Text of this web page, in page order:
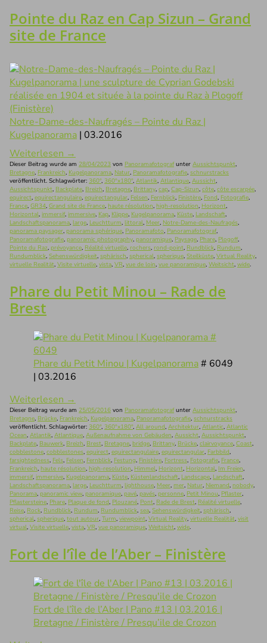
Pointe du Raz en Cap Sizun – Grand
site de France
Notre-Dame-des-Naufragés – Pointe du Raz |
Kugelpanorama | 03.2016
Weiterlesen →
Dieser Beitrag wurde am 28/04/2023 von Panoramafotografunter Aussichtspunkt,
Bretagne, Frankreich, Kugelpanorama, Natur, Panoramafotografie, schnurstracks
veröffentlicht. Schlagwörter: 360°, 360°x180°, Atlantik, Atlantique, Aussicht,
Aussichtspunkt, Backplate, Breizh, Bretagne, Brittany, cap, Cap-Sizun, côte, côte escarpée,
equirect, equirectangulaire, equirectangular, Felsen, Fernblick, Finistère, Fond, Fotografie,
France, GR34, Grand site de France, haute résolution, high-resolution, Horizont,
Horizontal, immersif, immersive, Kap, Klippe, Kugelpanorama, Küste, Landschaft,
Landschaftspanorama, large, Leuchtturm, littoral, Meer, Notre-Dame-des-Naufragés,
panorama paysager, panorama sphérique, Panoramafoto, Panoramafotograf,
Panoramafotografie, panoramic photography, panoramique, Paysage, Phare, Plogoff,
Pointe du Raz, prévoyance, Réalité virtuelle, rochers, rond-point, Rundblick, Rundum,
Rundumblick, Sehenswürdigkeit, sphärisch, spherical, spherique, Steilküste, Virtual Reality,
virtuelle Realität, Visite virtuelle, vista, VR, vue de loin, vue panoramique, Weitsicht, wide.
Phare du Petit Minou – Rade de
Brest
Phare du Petit Minou | Kugelpanorama# 6049
| 03.2016
Weiterlesen →
Dieser Beitrag wurde am 25/05/2016 von Panoramafotografunter Aussichtspunkt,
Bretagne, Brücke, Frankreich, Kugelpanorama, Panoramafotografie, schnurstracks
veröffentlicht. Schlagwörter: 360°, 360°x180°, All around, Architektur, Atlantic, Atlantic
Ocean, Atlantik, Atlantique, Außenaufnahme von Gebäuden, Aussicht, Aussichtspunkt,
Backplate, Bauwerk, Breizh, Brest, Bretagne, bridge, Brittany, Brücke, clairvoyance, Coast,
cobblestone, cobblestones, equirect, equirectangulaire, equirectangular, Farbbild,
farsightedness, Fels, Felsen, Fernblick, Festung, Finistère, Fortress, Fotografie, France,
Frankreich, haute résolution, high-resolution, Himmel, Horizont, Horizontal, Im Freien,
immersif, immersive, Kugelpanorama, Küste, Küstenlandschaft, Landscape, Landschaft,
Landschaftspanorama, large, Leuchtturm, lighthouse, Meer, mer, Natur, Niemand, nobody,
Panorama, panoramic view, panoramique, pavé, pavés, personne, Petit Minou, Pflaster,
Pflastersteine, Phare, Plaque de fond, Plouzané, Pont, Rade de Brest, Réalité virtuelle,
Reise, Rock, Rundblick, Rundum, Rundumblick, sea, Sehenswürdigkeit, sphärisch,
spherical, spherique, tout autour, Turm, viewpoint, Virtual Reality, virtuelle Realität, visit
virtual, Visite virtuelle, vista, VR, vue panoramique, Weitsicht, wide.
Fort de l’île de l’Aber – Finistère
Fort de l’île de l’Aber | Pano #13 | 03.2016 |
Bretagne / Finistère / Presqu’ile de Crozon